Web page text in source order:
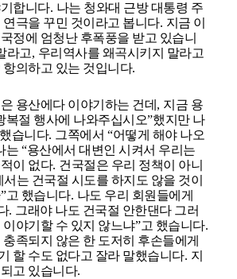
합니다. 나는 청와대 근방 대통령 주
연극을 꾸민 것이라고 봅니다. 지금 이
정에 엄청난 후폭풍을 받고 있습니
라고, 우리역사를 왜곡시키지 말라고
항의하고 있는 것입니다.
용산에다 이야기하는 건데 , 지금 용
복절 행사에 나와주십시오”했지만 나
습니다. 그쪽에서 “어떻게 해야 나오
는 “용산에서 대변인 시켜서 우리는
이 없다. 건국절은 우리 정책이 아니
는 건국절 시도를 하지도 않을 것이
”고 했습니다. 나도 우리 회원들에게
. 그래야 나도 건국절 안한댄다 그러
야기할 수 있지 않느냐”고 했습니다.
족되지 않은 한 도저히 후손들에게
할 수도 없다고 잘라 말했습니다. 지
고 있습니다.